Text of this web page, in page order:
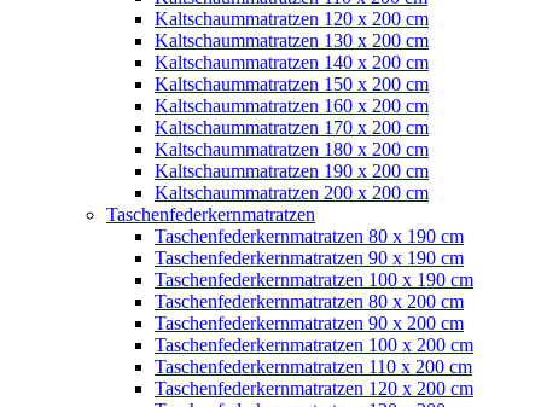
Kaltschaummatratzen 120 x 200 cm
Kaltschaummatratzen 130 x 200 cm
Kaltschaummatratzen 140 x 200 cm
Kaltschaummatratzen 150 x 200 cm
Kaltschaummatratzen 160 x 200 cm
Kaltschaummatratzen 170 x 200 cm
Kaltschaummatratzen 180 x 200 cm
Kaltschaummatratzen 190 x 200 cm
Kaltschaummatratzen 200 x 200 cm
Taschenfederkernmatratzen
Taschenfederkernmatratzen 80 x 190 cm
Taschenfederkernmatratzen 90 x 190 cm
Taschenfederkernmatratzen 100 x 190 cm
Taschenfederkernmatratzen 80 x 200 cm
Taschenfederkernmatratzen 90 x 200 cm
Taschenfederkernmatratzen 100 x 200 cm
Taschenfederkernmatratzen 110 x 200 cm
Taschenfederkernmatratzen 120 x 200 cm